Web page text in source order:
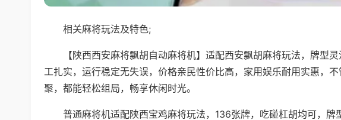
相关麻将玩法及特色;
【陕西西安麻将飘胡自动麻将机】适配西安飘胡麻将玩法，牌型
工扎实，运行稳定无失误，价格亲民性价比高，家用娱乐耐用实惠，
聚，都能轻松组局，畅享休闲时光。
普通麻将机适配陕西宝鸡麻将玩法，136张牌，吃碰杠胡均可，牌